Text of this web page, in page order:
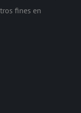
fines en